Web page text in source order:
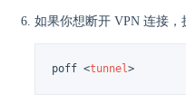
如果你想断开 VPN 连接，
poff <tunnel>